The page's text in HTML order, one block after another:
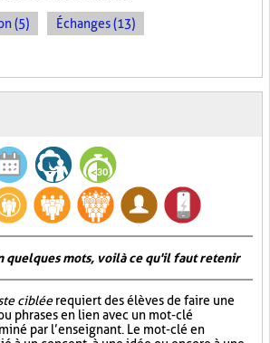
(5) Échanges (13)
quelques mots, voilà ce qu'il faut retenir
cibléerequiert des élèves de faire une
phrases en lien avec un mot-clé
par l’enseignant. Le mot-clé en